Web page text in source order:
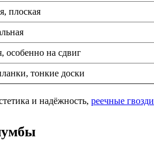
плоская
особенно на сдвиг
тонкие доски
и надёжность, реечные гвозди